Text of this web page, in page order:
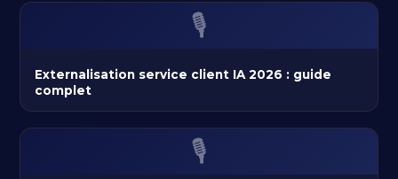
🎙️
Externalisation service client IA 2026 : guide
complet
🎙️